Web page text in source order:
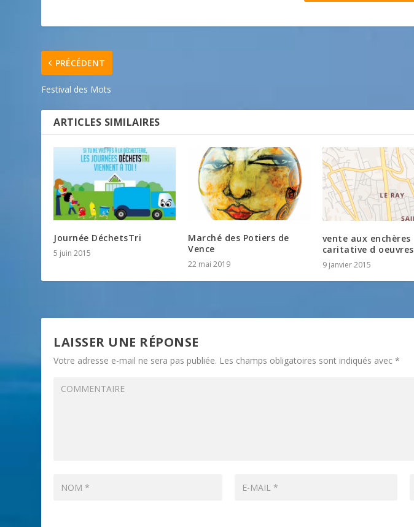
PRÉCÉDENT
Festival des Mots
ARTICLES SIMILAIRES
Journée DéchetsTri
5 juin 2015
Marché des Potiers de
Vence
22 mai 2019
vente aux enchères
caritative d oeuvres
9 janvier 2015
LAISSER UNE RÉPONSE
Votre adresse e-mail ne sera pas publiée. Les champs obligatoires sont indiqués avec*